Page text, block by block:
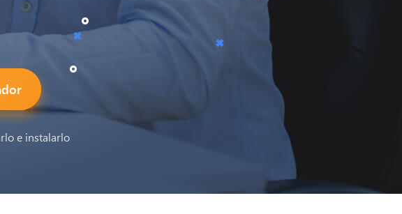
e instalarlo